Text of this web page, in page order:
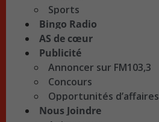
Sports
Bingo Radio
AS de cœur
Publicité
Annoncer sur FM103,3
Concours
Opportunités d’affaires
Nous Joindre